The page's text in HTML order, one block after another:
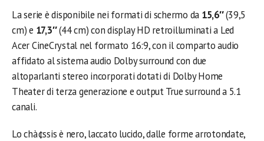
La serie è disponibile nei formati di schermo da 15,6″(39,5
cm) e 17,3″(44 cm) con display HD retroilluminati a Led
Acer CineCrystal nel formato 16:9, con il comparto audio
affidato al sistema audio Dolby surround con due
altoparlanti stereo incorporati dotati di Dolby Home
Theater di terza generazione e output True surround a 5.1
canali.
Lo chà¢ssis è nero, laccato lucido, dalle forme arrotondate,